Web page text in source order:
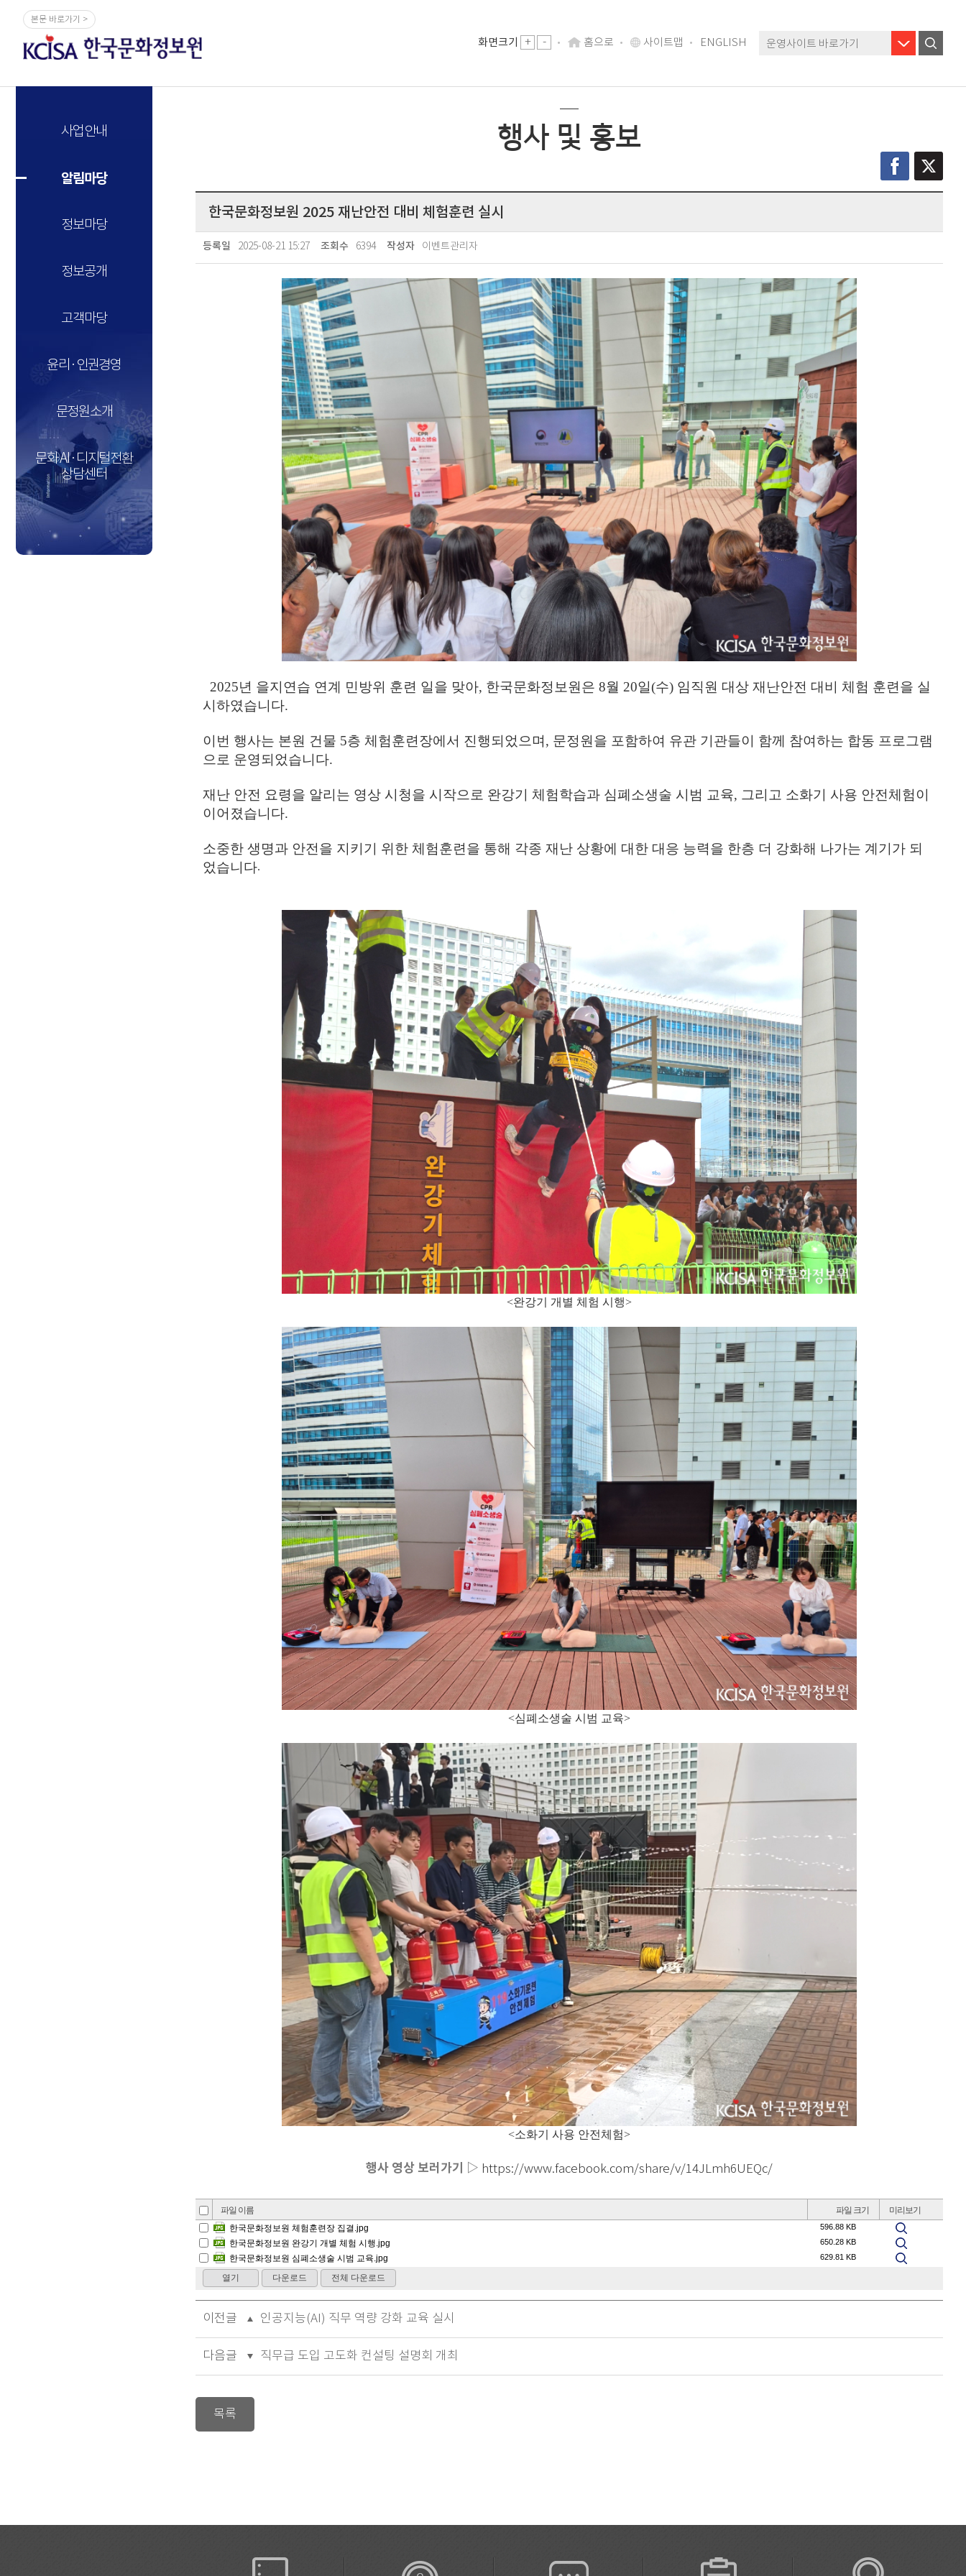
본문 바로가기 >
화면크기 + - 홈으로 사이트맵 ENGLISH 운영사이트 바로가기
사업안내
알림마당
정보마당
정보공개
고객마당
윤리·인권경영
문정원소개
문화 AI·디지털전환
상담센터
행사 및 홍보
한국문화정보원 2025 재난안전 대비 체험훈련 실시
등록일 2025-08-21 15:27 조회수 6394 작성자 이벤트관리자
2025년 을지연습 연계 민방위 훈련 일을 맞아, 한국문화정보원은 8월 20일(수) 임직원 대상 재난안전 대비 체험 훈련을 실
시하였습니다.
이번 행사는 본원 건물 5층 체험훈련장에서 진행되었으며, 문정원을 포함하여 유관 기관들이
함께 참여하는 합동 프로그램
으로 운영되었습니다.
재난 안전 요령을 알리는 영상 시청을 시작으로 완강기 체험학습과 심폐소생술 시범 교육, 그리고 소화기 사용 안전체험이
이어졌습니다.
소중한 생명과 안전을 지키기 위한 체험훈련을 통해 각종 재난 상황에 대한 대응 능력을 한층 더 강화해 나가는 계기가 되
었습니다.
<완강기 개별 체험 시행>
<심폐소생술 시범 교육>
<소화기 사용 안전체험>
행사 영상 보러가기 ▷ https://www.facebook.com/share/v/14JLmh6UEQc/
이전글 인공지능(AI) 직무 역량 강화 교육 실시
다음글 직무급 도입 고도화 컨설팅 설명회 개최
목록